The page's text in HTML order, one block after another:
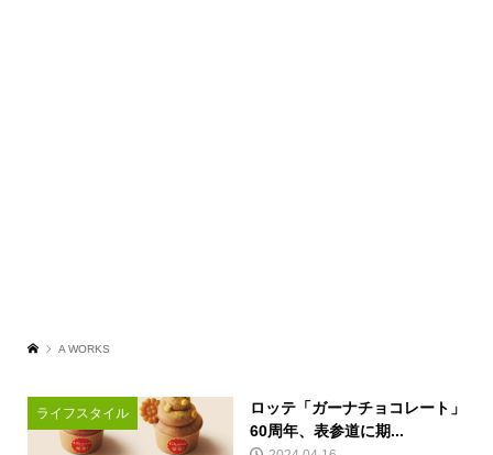
A WORKS
ライフスタイル
ロッテ「ガーナチョコレート」
60周年、表参道に期...